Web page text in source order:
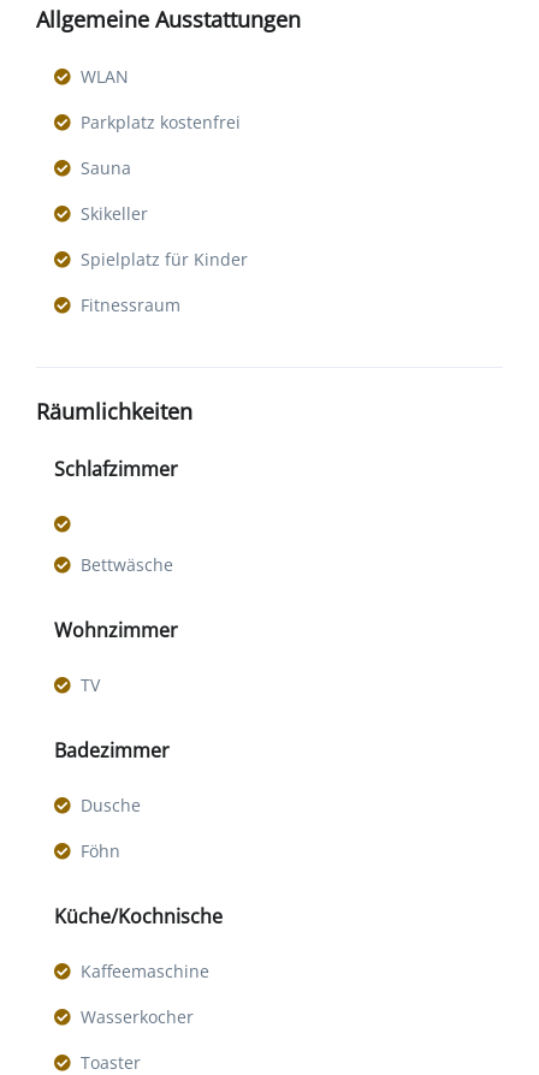
Allgemeine Ausstattungen
WLAN
Parkplatz kostenfrei
Sauna
Skikeller
Spielplatz für Kinder
Fitnessraum
Räumlichkeiten
Schlafzimmer
Bettwäsche
Wohnzimmer
TV
Badezimmer
Dusche
Föhn
Küche/Kochnische
Kaffeemaschine
Wasserkocher
Toaster